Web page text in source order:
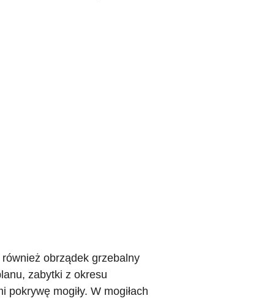
obrządek grzebalny
zabytki z okresu
mogiły. W mogiłach